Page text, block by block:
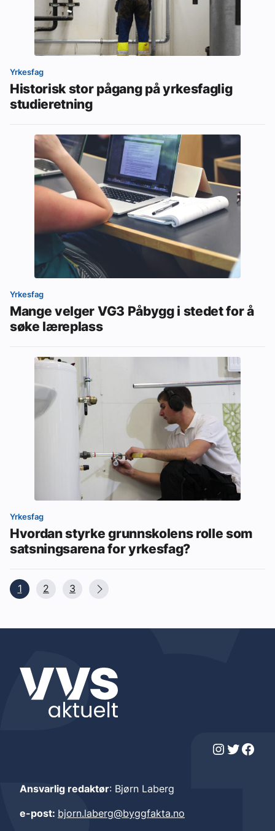
Yrkesfag
Historisk stor pågang på yrkesfaglig
studieretning
Yrkesfag
Mange velger VG3 Påbygg i stedet for å
søke læreplass
Yrkesfag
Hvordan styrke grunnskolens rolle som
satsningsarena for yrkesfag?
1 2 3
Instagram Twitter Facebook
Ansvarlig redaktør: Bjørn Laberg
e-post: bjorn.laberg@byggfakta.no